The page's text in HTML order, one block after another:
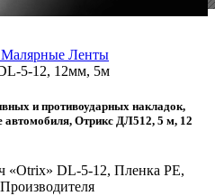
Малярные Ленты
5-12, 12мм, 5м
и противоударных накладок,
автомобиля, Отрикс ДЛ512, 5 м, 12
«Otrix» DL-5-12, Пленка PE,